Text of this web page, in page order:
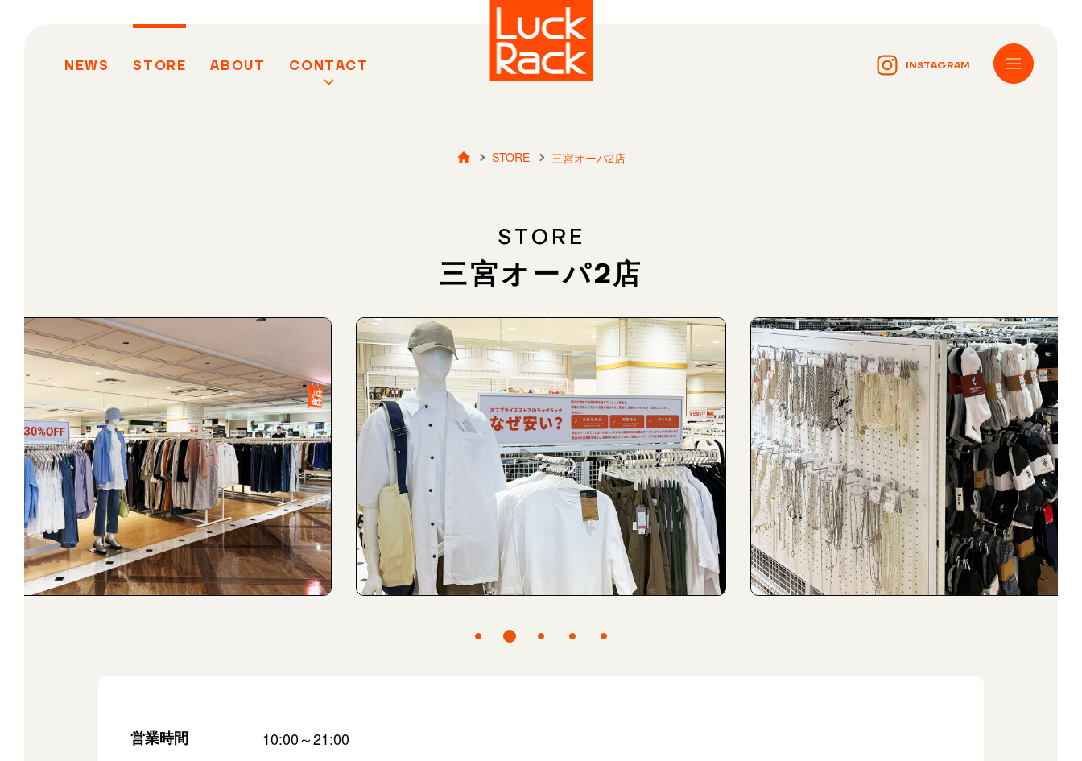
NEWS STORE ABOUT CONTACT INSTAGRAM
STORE 三宮オーパ2店
STORE
三宮オーパ2店
営業時間 10:00～21:00